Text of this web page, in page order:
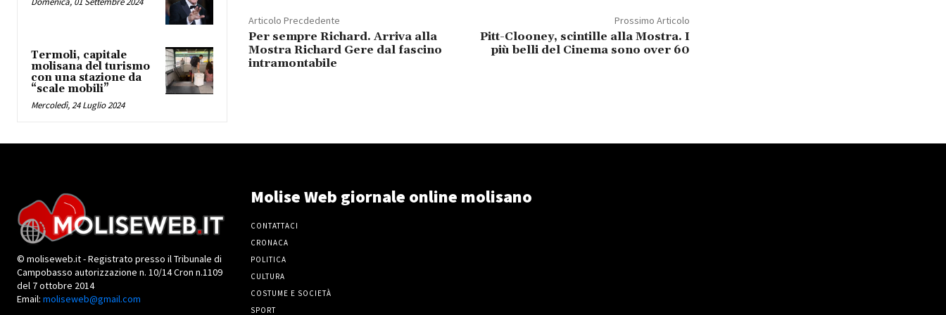
Termoli, capitale
molisana del turismo
con una stazione da
“scale mobili”
Mercoledì, 24 Luglio 2024
Articolo Precdedente
Per sempre Richard. Arriva alla
Mostra Richard Gere dal fascino
intramontabile
Prossimo Articolo
Pitt-Clooney, scintille alla Mostra. I
più belli del Cinema sono over 60
© moliseweb.it - Registrato presso il Tribunale di
Campobasso autorizzazione n. 10/14 Cron n.1109
del 7 ottobre 2014
Email: moliseweb@gmail.com
Molise Web giornale online molisano
CONTATTACI
CRONACA
POLITICA
CULTURA
COSTUME E SOCIETÀ
SPORT